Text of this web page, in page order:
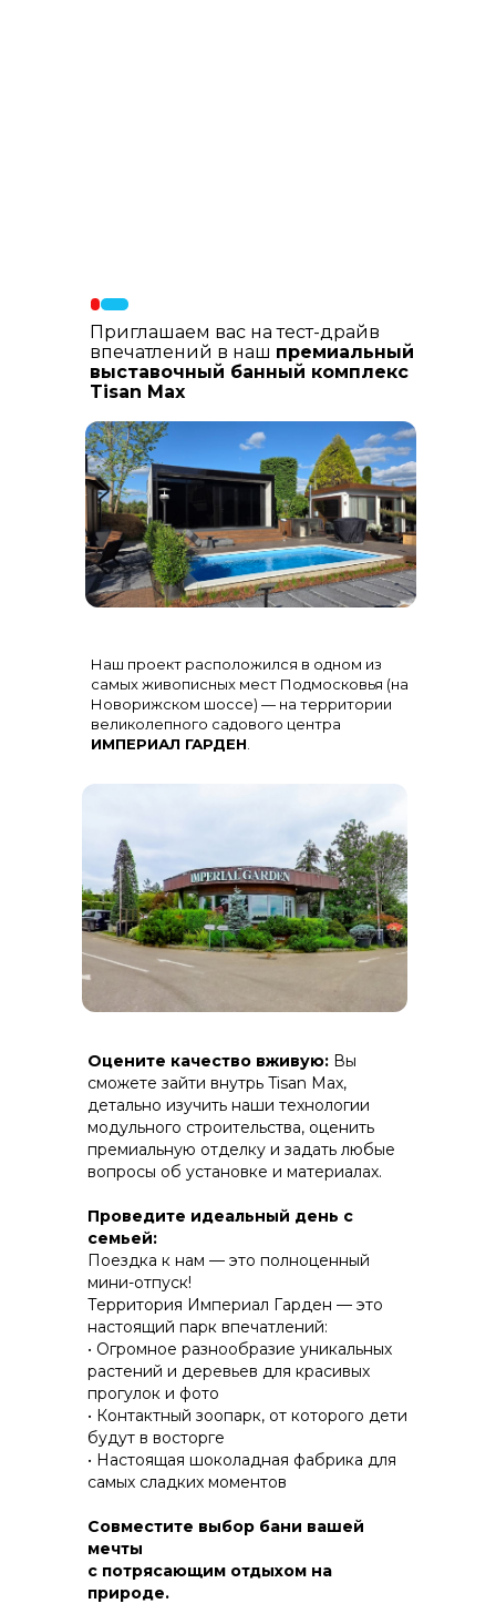
Приглашаем вас на тест-драйв
впечатлений в наш премиальный
выставочный банный комплекс
Tisan Max
Оцените качество вживую: Вы
сможете зайти внутрь Tisan Max,
детально изучить наши технологии
модульного строительства, оценить
премиальную отделку и задать любые
вопросы об установке и материалах.
Проведите идеальный день с
семьей:
Поездка к нам — это полноценный
мини-отпуск!
Территория Империал Гарден — это
настоящий парк впечатлений:
• Огромное разнообразие уникальных
растений и деревьев для красивых
прогулок и фото
• Контактный зоопарк, от которого дети
будут в восторгe
• Настоящая шоколадная фабрика для
самых сладких моментов
Совместите выбор бани вашей
мечты
с потрясающим отдыхом на
природе.
Наш проект расположился в одном из
самых живописных мест Подмосковья (на
Новорижском шоссе) — на территории
великолепного садового центра
ИМПЕРИАЛ ГАРДЕН
(дерево-полимерный композит) на
скрытом крепеже.
алюминиевыми импостами
черного цвета для жесткости и
стиля
лиственницы, шлифованный
керамогранит
ПРАКТИЧНОСТЬ И ЗАЩИТА ОТ НЕПОГОДЫ
КОНСТРУКТИВ И
ЭНЕРГОЭФФЕКТИВНОСТЬ